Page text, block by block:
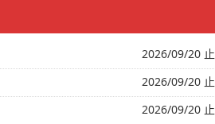
2026/09/20 止
2026/09/20 止
2026/09/20 止